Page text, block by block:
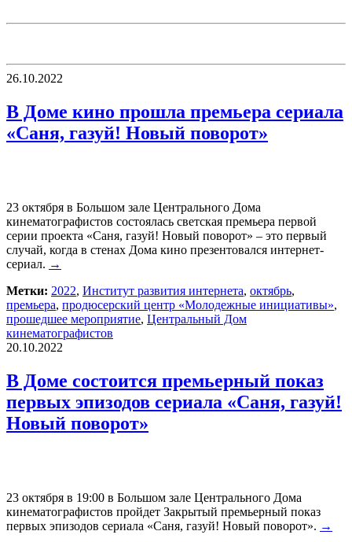
26.10.2022
В Доме кино прошла премьера сериала
«Саня, газуй! Новый поворот»
23 октября в Большом зале Центрального Дома
кинематографистов состоялась светская премьера первой
серии проекта «Саня, газуй! Новый поворот» – это первый
случай, когда в стенах Дома кино презентовался интернет-
сериал. →
Метки: 2022, Институт развития интернета, октябрь,
премьера, продюсерский центр «Молодежные инициативы»,
прошедшее мероприятие, Центральный Дом
кинематографистов
20.10.2022
В Доме состоится премьерный показ
первых эпизодов сериала «Саня, газуй!
Новый поворот»
23 октября в 19:00 в Большом зале Центрального Дома
кинематографистов пройдет Закрытый премьерный показ
первых эпизодов сериала «Саня, газуй! Новый поворот». →